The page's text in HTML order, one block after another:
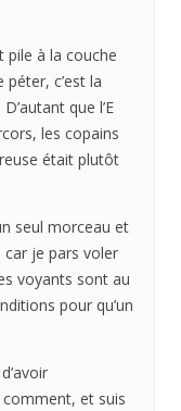
pile à la couche
c’est la
que l’E
les copains
était plutôt
seul morceau et
je pars voler
voyants sont au
pour qu’un
et suis